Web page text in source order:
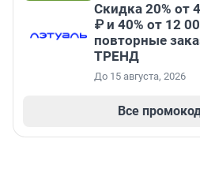
Скидка 20% от
₽ и 40% от 12
повторные
ТРЕНД
До 15 августа, 2026
Все